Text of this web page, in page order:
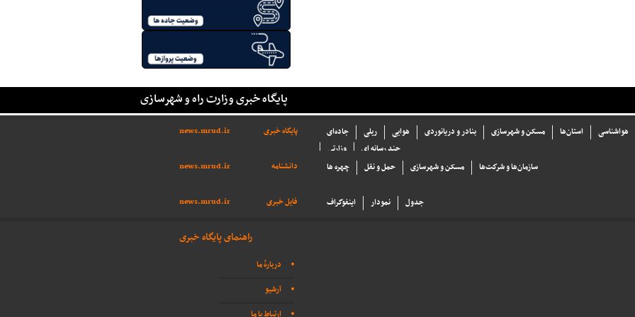
پایگاه خبری وزارت راه و شهرسازی
پایگاه خبری news.mrud.ir جاده‌ای ریلی هوایی بنادر و دریانوردی مسکن و شهرسازی استان‌ها
هواشناسی
وزارتی
چند رسانه ای
دانشنامه
news.mrud.ir چهره ها حمل و نقل مسکن و شهرسازی سازما‌ن‌ها و شركت‌ها
فایل خبری news.mrud.ir اینفوگراف نمودار جدول
راهنمای پایگاه خبری
دربارهٔ ما
آرشیو